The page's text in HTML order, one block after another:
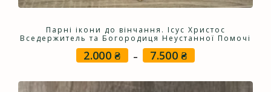
Парні ікони до вінчання. Ісус Христос
Вседержитель та Богородиця Неустанної Помочі
2.000₴ – 7.500₴
2.000 ₴